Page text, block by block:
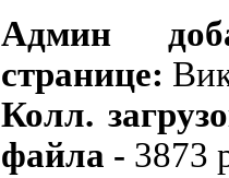
Админ
странице:
Колл.
файла - 3873